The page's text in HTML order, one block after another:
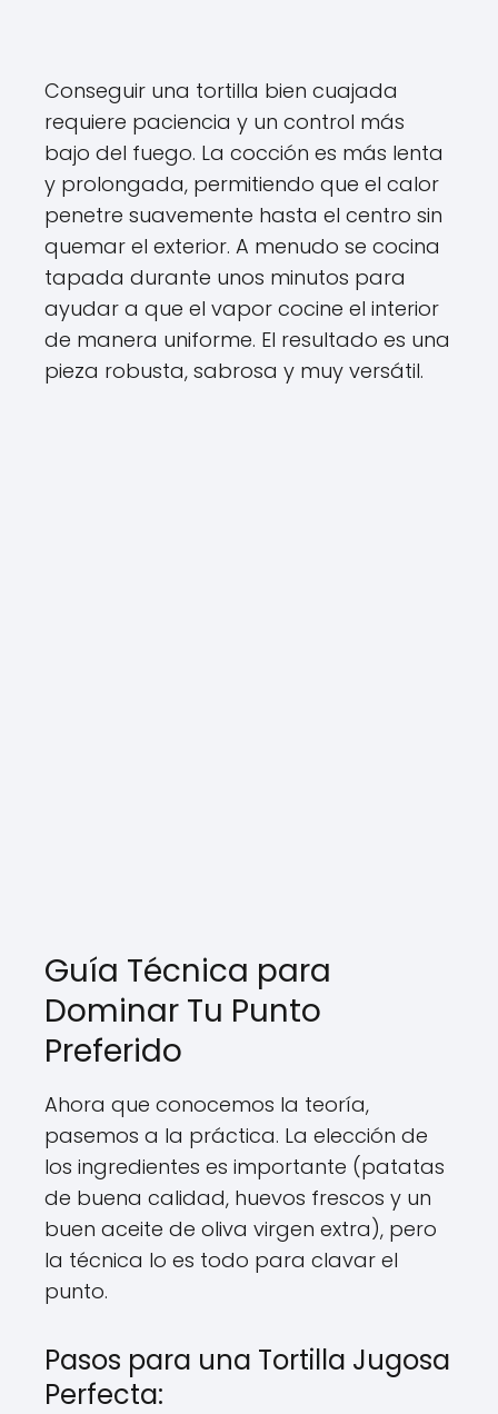
Conseguir una tortilla bien cuajada
requiere paciencia y un control más
bajo del fuego. La cocción es más lenta
y prolongada, permitiendo que el calor
penetre suavemente hasta el centro sin
quemar el exterior. A menudo se cocina
tapada durante unos minutos para
ayudar a que el vapor cocine el interior
de manera uniforme. El resultado es una
pieza robusta, sabrosa y muy versátil.
Guía Técnica para
Dominar Tu Punto
Preferido
Ahora que conocemos la teoría,
pasemos a la práctica. La elección de
los ingredientes es importante (patatas
de buena calidad, huevos frescos y un
buen aceite de oliva virgen extra), pero
la técnica lo es todo para clavar el
punto.
Pasos para una Tortilla Jugosa
Perfecta: